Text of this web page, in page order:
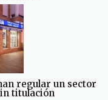
regular un sector
titulación